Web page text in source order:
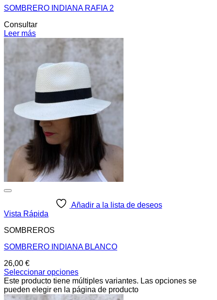
SOMBRERO INDIANA RAFIA 2
Consultar
Leer más
Añadir a la lista de deseos
Vista Rápida
SOMBREROS
SOMBRERO INDIANA BLANCO
26,00 €
Seleccionar opciones
Este producto tiene múltiples variantes. Las opciones se
pueden elegir en la página de producto